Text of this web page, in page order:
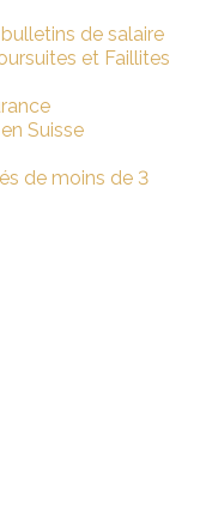
de salaire
et Faillites
Suisse
de moins de 3